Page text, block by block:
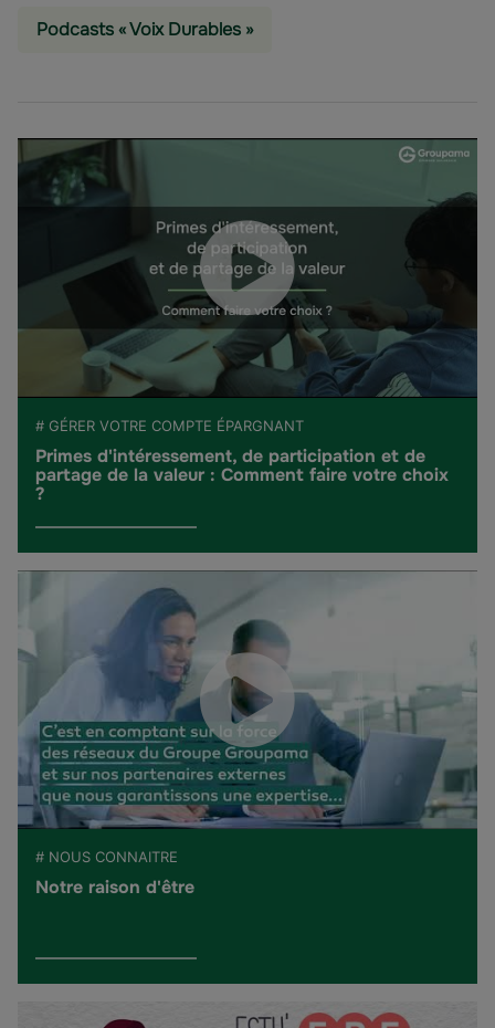
Podcasts « Voix Durables »
# GÉRER VOTRE COMPTE ÉPARGNANT
Primes d'intéressement, de participation et de
partage de la valeur : Comment faire votre choix
?
# NOUS CONNAITRE
Notre raison d'être